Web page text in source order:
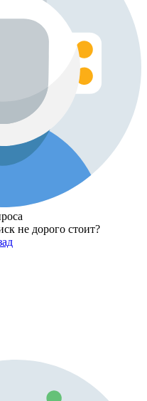
не дорого стоит?